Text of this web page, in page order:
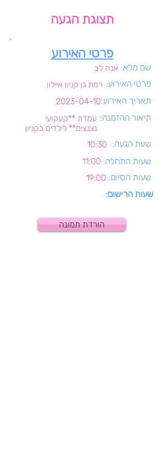
תצוגת הגעה
פרטי האירוע
אנה לב שם מלא:
רמת גן קניון איילון פרטי האירוע:
2023-04-10תאריך האירוע:
עמדת **קעקועי
נצנצים** לילדים בקניון
תיאור ההזמנה:
10:30 שעת הגעה:
11:00 שעות התחלה:
19:00 שעות הסיום:
שעות הרישום:
הורדת תמונה